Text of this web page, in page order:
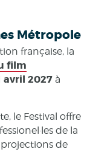
Métropole
française, la
film
avril 2027à
le Festival offre
de la
de